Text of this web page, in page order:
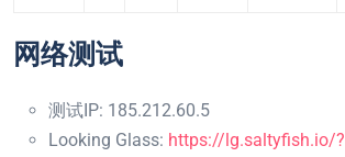
网络测试
测试IP: 185.212.60.5
Looking Glass: https://lg.saltyfish.io/